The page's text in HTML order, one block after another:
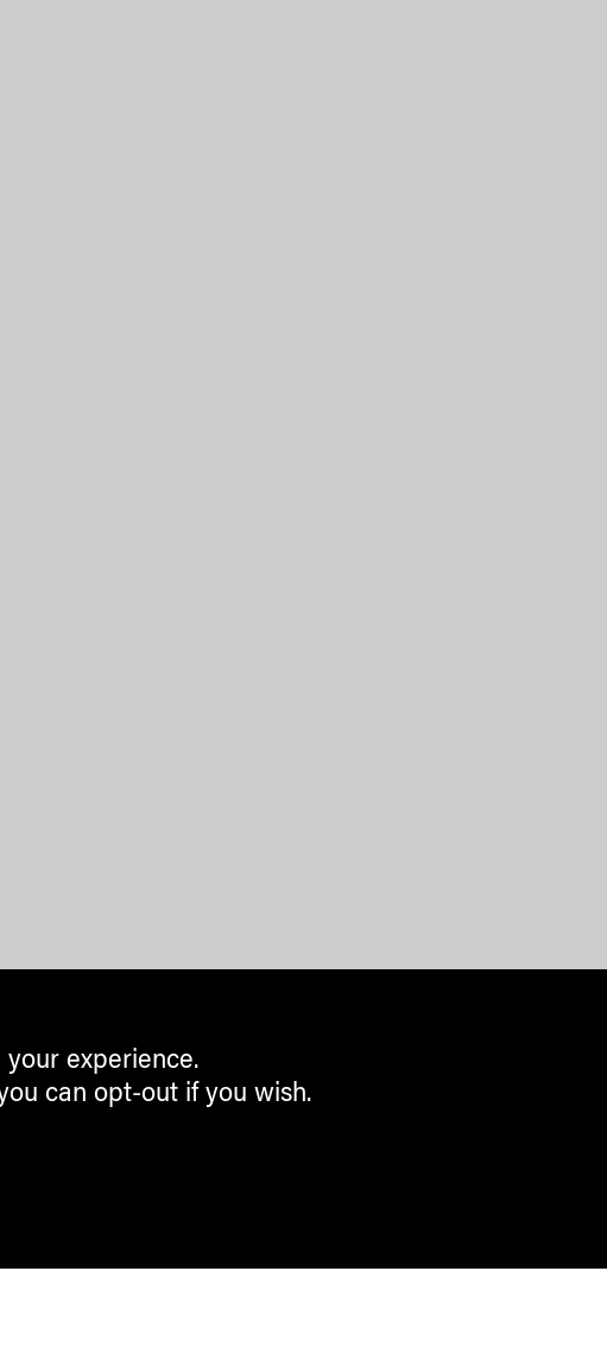
your experience.
can opt-out if you wish.